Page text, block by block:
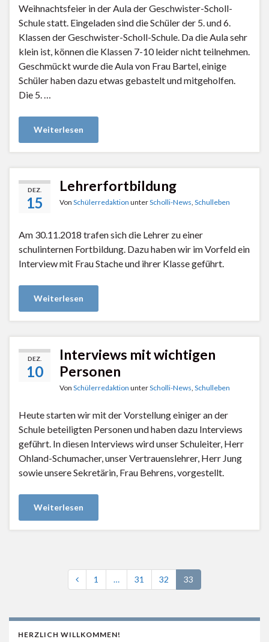
Weihnachtsfeier in der Aula der Geschwister-Scholl-
Schule statt. Eingeladen sind die Schüler der 5. und 6.
Klassen der Geschwister-Scholl-Schule. Da die Aula sehr
klein ist, können die Klassen 7-10 leider nicht teilnehmen.
Geschmückt wurde die Aula von Frau Bartel, einige
Schüler haben dazu etwas gebastelt und mitgeholfen.
Die 5. …
Weiterlesen
DEZ.
15
Lehrerfortbildung
Von Schülerredaktion unterScholli-News Schulleben
Am 30.11.2018 trafen sich die Lehrer zu einer
schulinternen Fortbildung. Dazu haben wir im Vorfeld ein
Interview mit Frau Stache und ihrer Klasse geführt.
Weiterlesen
DEZ.
10
Interviews mit wichtigen
Personen
Von Schülerredaktion unterScholli-News Schulleben
Heute starten wir mit der Vorstellung einiger an der
Schule beteiligten Personen und haben dazu Interviews
geführt. In diesen Interviews wird unser Schuleiter, Herr
Ohland-Schumacher, unser Vertrauenslehrer, Herr Jung
sowie unsere Sekretärin, Frau Behrens, vorgestellt.
Weiterlesen
1 … 31 32 33
HERZLICH WILLKOMMEN!